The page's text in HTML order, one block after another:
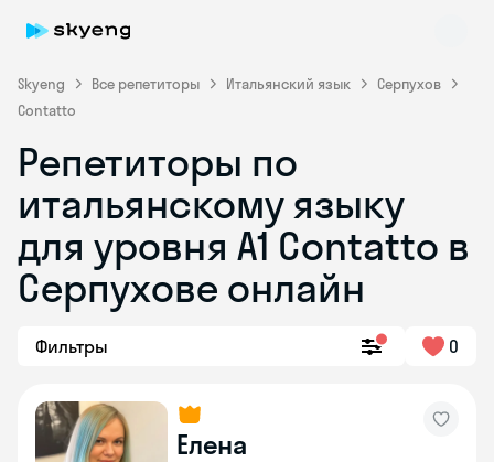
Skyeng Все репетиторы Итальянский язык
Серпухов
Contatto
Репетиторы по
итальянскому языку
для уровня А1 Contatto в
Серпухове онлайн
Фильтры 0
Елена
Skyeng Chat